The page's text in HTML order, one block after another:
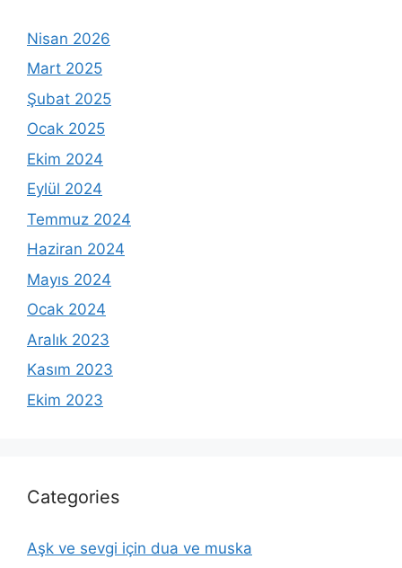
Nisan 2026
Mart 2025
Şubat 2025
Ocak 2025
Ekim 2024
Eylül 2024
Temmuz 2024
Haziran 2024
Mayıs 2024
Ocak 2024
Aralık 2023
Kasım 2023
Ekim 2023
Categories
Aşk ve sevgi için dua ve muska